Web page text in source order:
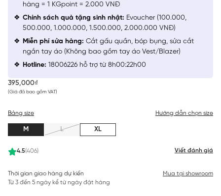
395,000₫
(Giá đã bao gồm VAT)
4.5(406) Viết đánh giá
Bảng size Hướng dẫn chọn size
M L XL
Thời gian giao hàng dự kiến
Từ 3 đến 5 ngày kể từ ngày đặt hàng
Mua tại showroom
hàng = 1 KGpoint = 2.000 VNĐ
Chính sách quà tặng sinh nhật: Evoucher (100.000,
500.000, 1.000.000, 1.500.000, 2.000.000 VNĐ)
Miễn phí sửa hàng: Cắt gấu quần, bóp bụng, sửa cắt
ngắn tay áo (Không bao gồm tay áo Vest/Blazer)
Hotline: 18006226 hỗ trợ từ 8h00:22h00